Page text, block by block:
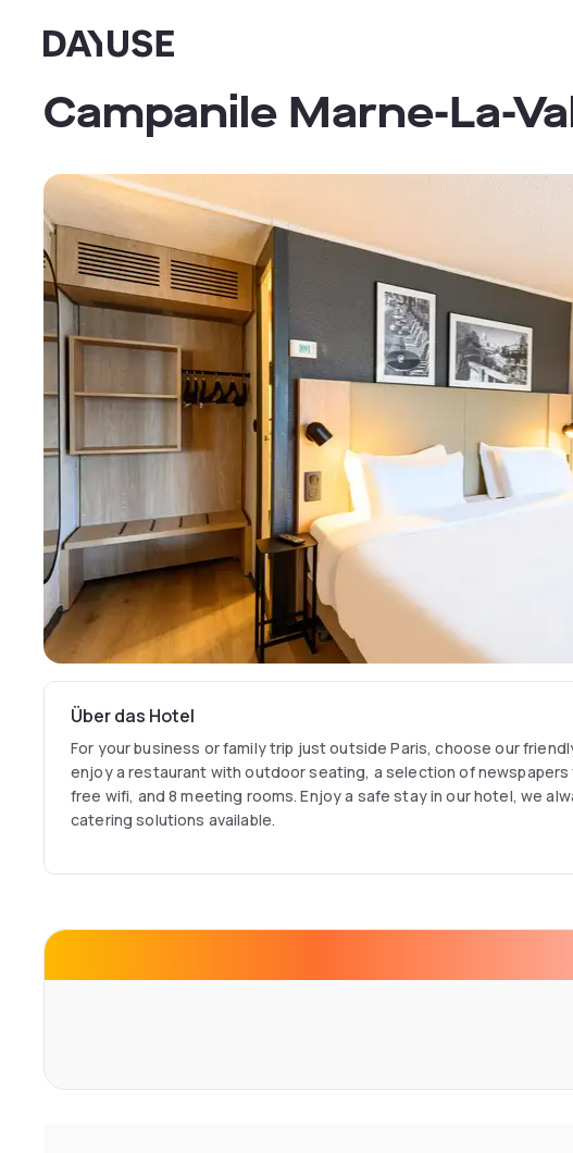
Dayuse
Campanile Marne-La-
Über das Hotel
For your business or family trip just outside Paris, choose our
enjoy a restaurant with outdoor seating, a selection of newspapers
free wifi, and 8 meeting rooms. Enjoy a safe stay in our hotel, we
catering solutions available.